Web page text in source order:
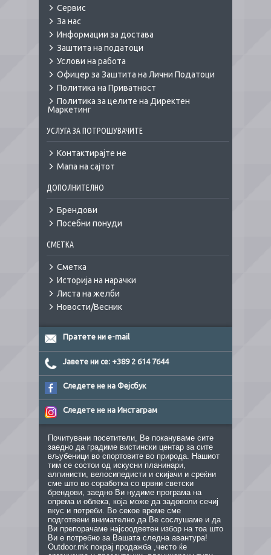
Сервис
За нас
Информации за достава
Заштита на податоци
Услови на работа
Офицер за Заштита на Лични Податоци
Политика на Приватност
Политика за целите на Директен
Маркетинг
УСЛУГА ЗА ПОТРОШУВАЧИТЕ
Контактирајте не
Мапа на сајтот
ДОПОЛНИТЕЛНО
Брендови
Посебни понуди
СМЕТКА
Сметка
Историја на нарачки
Листа на желби
Новости/Весник
Пратете ни e-mail
Јавете ни се: +389 2 614 7644
Следете не на Фејсбук
Следете не на Инстаграм
Почитувани посетители, Ве покануваме сите
заедно да градиме вистински центар за сите
вљубеници во спортовите во природа. Нашиот
тим се состои од искусни планинари,
алпинисти, велосипедисти и скијачи и среќни
сме што во соработка со врвни светски
брендови, заедно Ви нудиме програма на
опрема и облека, која може да задоволи сечиј
вкус и потреби. Во секое време сме
подготвени внимателно да Ве сослушаме и да
Ви препорачаме најсоодветен избор на тоа што
Ви е потребно за Вашата следна авантура!
Outdoor.mk покрај продажба ,често ќе